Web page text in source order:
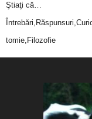
Ştiaţi că…
tomie,Filozofie